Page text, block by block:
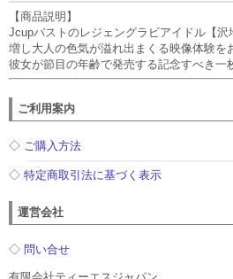
【商品説明】
Jcupバストのレジェングラビアイドル【
増し大人の色気が溢れ出まくる映像体験を
彼女が節目の年齢で発売する記念すべき一
ご利用案内
◇ ご購入方法
◇特定商取引法に基づく表示
運営会社
◇ 問い合せ